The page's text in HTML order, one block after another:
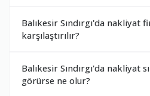
Balıkesir Sındırgı'da nakliyat
karşılaştırılır?
Balıkesir Sındırgı'da nakliyat
görürse ne olur?